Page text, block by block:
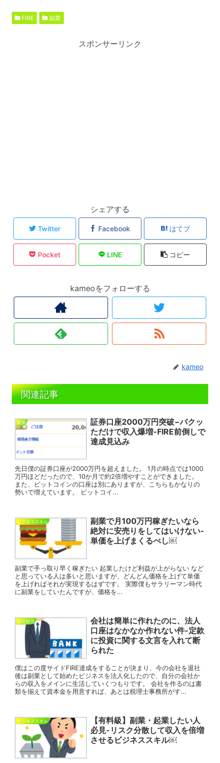
FIRE 副業
スポンサーリンク
シェアする
Twitter Facebook はてブ
Pocket LINE コピー
kameoをフォローする
kameo
関連記事
副業
証券口座2000万円突破−パクッ
ただけで収入爆増-FIRE前倒しで
達成見込み
先日僕の証券口座が2000万円を超えました。 1月の時点では1000
万円ほどだったので、10か月で約2倍増やすことができました。
また、ビットコインの口座は別にありますが、こちらもかなりの
勢いで増えています。 ビットコイ...
ビジネススキル
副業で月100万円稼ぎたいなら
絶対に安売りをしてはいけない-
単価を上げまくるべし￼
副業で手っ取り早く稼ぎたい 起業したけど利益が上がらない など
と思っている人は多いと思いますが、どんどん価格を上げて単価
を上げればそれが実現するはずです。 実際僕もサラリーマン時代
に副業をしていたんですが、価格を...
会社経営
会社は簡単に作れたのに、法人
口座はなかなか作れない件-定款
に投資に関する文言を入れて断
られた
僕はこの度サイドFIRE達成をすることが決まり、今の会社を退社
後は副業として始めたビジネスを法人化したので、自分の会社か
らの収入をメインに生活していくつもりです。 会社を作るのは書
類を揃えて資本金を用意すれば、あとは税理士事務所がす...
ビジネススキル
【有料級】副業・起業したい人
必見-リスク分散して収入を倍増
させるビジネススキル￼